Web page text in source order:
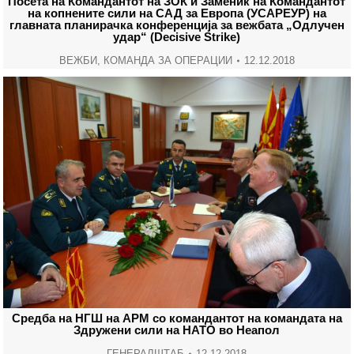
на копнените сили на САД за Европа (УСАРЕУР) на
главната планирачка конференција за вежбата „Одлучен
удар“ (Decisive Strike)
ВЕЖБИ, КОМАНДА ЗА ОПЕРАЦИИ 12.12.2018
Средба на НГШ на АРМ со командантот на командата на
Здружени сили на НАТО во Неапол